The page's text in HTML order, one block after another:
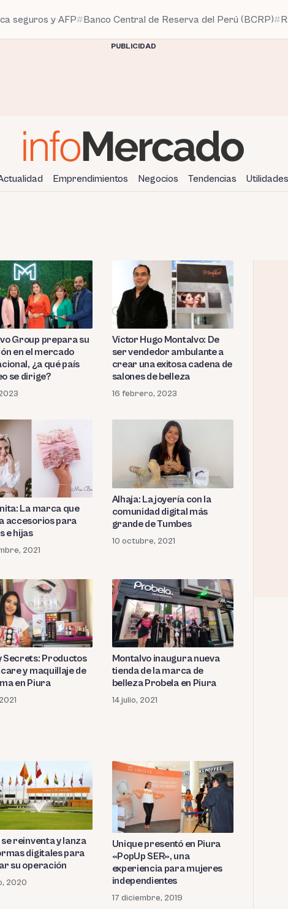
seguros y AFP Banco Central de Reserva del Perú (BCRP)
PUBLICIDAD
Emprendimientos Negocios Tendencias Utilidades
Group prepara su
en el mercado
¿a qué país
se dirige?
Víctor Hugo Montalvo: De
ser vendedor ambulante a
crear una exitosa cadena de
salones de belleza
16 febrero, 2023
La marca que
accesorios para
e hijas
2021
Alhaja: La joyería con la
comunidad digital más
grande de Tumbes
10 octubre, 2021
Secrets: Productos
y maquillaje de
en Piura
Montalvo inaugura nueva
tienda de la marca de
belleza Probela en Piura
14 julio, 2021
se reinventa y lanza
digitales para
su operación
2020
Unique presentó en Piura
«PopUp SER», una
experiencia para mujeres
independientes
17 diciembre, 2019